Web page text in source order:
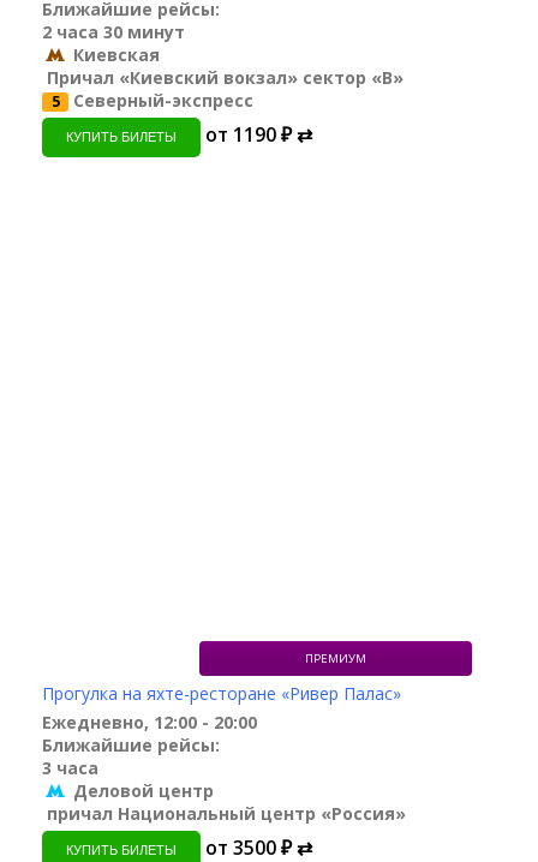
Ближайшие рейсы:
2 часа 30 минут
Киевская
Причал «Киевский вокзал» сектор «B»
5 Северный-экспресс
КУПИТЬ БИЛЕТЫ от 1190 ₽ ⇄
ПРЕМИУМ
Прогулка на яхте-ресторане «Ривер Палас»
Ежедневно, 12:00 - 20:00
Ближайшие рейсы:
3 часа
Деловой центр
причал Национальный центр «Россия»
КУПИТЬ БИЛЕТЫ от 3500 ₽ ⇄